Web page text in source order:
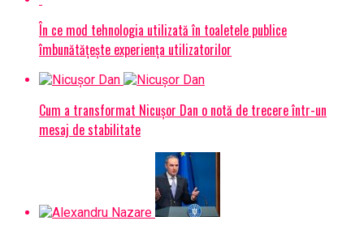
În ce mod tehnologia utilizată în toaletele publice
îmbunătățește experiența utilizatorilor
Cum a transformat Nicușor Dan o notă de trecere într-un
mesaj de stabilitate